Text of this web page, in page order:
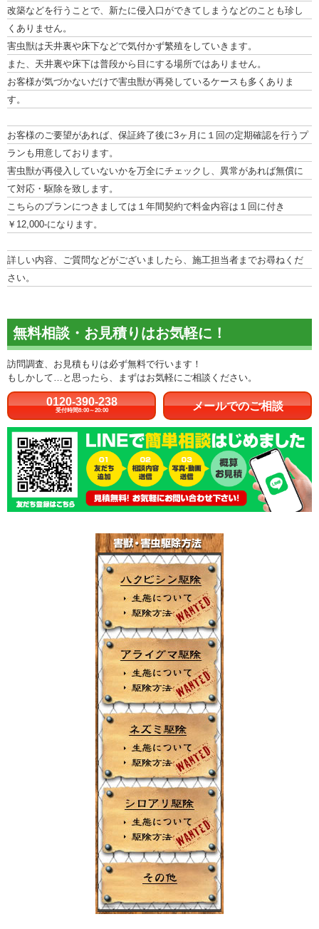
改築などを行うことで、新たに侵入口ができてしまうなどのことも珍し
くありません。
害虫獣は天井裏や床下などで気付かず繁殖をしていきます。
また、天井裏や床下は普段から目にする場所ではありません。
お客様が気づかないだけで害虫獣が再発しているケースも多くありま
す。
お客様のご要望があれば、保証終了後に3ヶ月に１回の定期確認を行うプ
ランも用意しております。
害虫獣が再侵入していないかを万全にチェックし、異常があれば無償に
て対応・駆除を致します。
こちらのプランにつきましては１年間契約で料金内容は１回に付き
￥12,000-になります。
詳しい内容、ご質問などがございましたら、施工担当者までお尋ねくだ
さい。
無料相談・お見積りはお気軽に！
訪問調査、お見積もりは必ず無料で行います！
もしかして…と思ったら、まずはお気軽にご相談ください。
0120-390-238
受付時間8:00～20:00 メールでのご相談